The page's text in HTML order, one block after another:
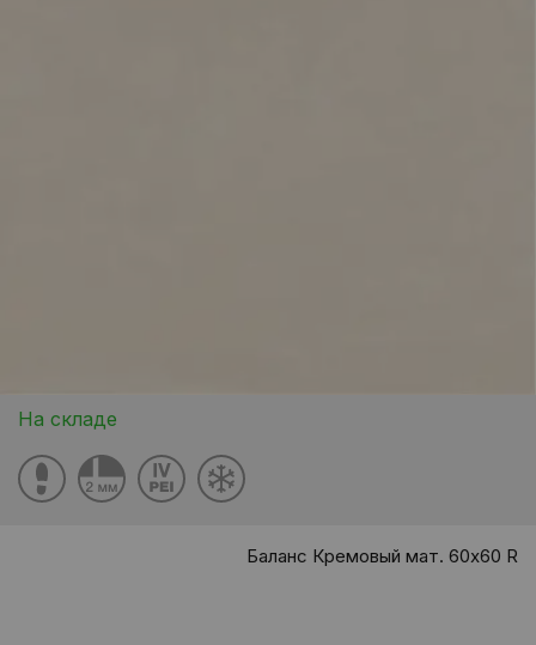
На складе
Баланс Кремовый мат. 60x60 R